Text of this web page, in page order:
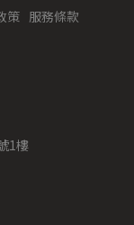
策 服務條款
1樓